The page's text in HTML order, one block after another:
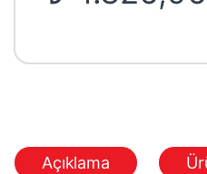
Açıklama